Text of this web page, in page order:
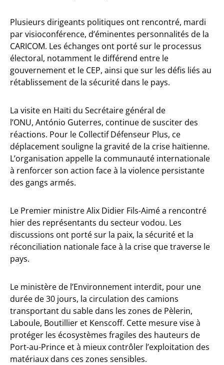
Plusieurs dirigeants politiques ont rencontré, mardi
par visioconférence, d’éminentes personnalités de la
CARICOM. Les échanges ont porté sur le processus
électoral, notamment le différend entre le
gouvernement et le CEP, ainsi que sur les défis liés au
rétablissement de la sécurité dans le pays.
La visite en Haïti du Secrétaire général de
l’ONU, António Guterres, continue de susciter des
réactions. Pour le Collectif Défenseur Plus, ce
déplacement souligne la gravité de la crise haïtienne.
L’organisation appelle la communauté internationale
à renforcer son action face à la violence persistante
des gangs armés.
Le Premier ministre Alix Didier Fils-Aimé a rencontré
hier des représentants du secteur vodou. Les
discussions ont porté sur la paix, la sécurité et la
réconciliation nationale face à la crise que traverse le
pays.
Le ministère de l’Environnement interdit, pour une
durée de 30 jours, la circulation des camions
transportant du sable dans les zones de Pèlerin,
Laboule, Boutillier et Kenscoff. Cette mesure vise à
protéger les écosystèmes fragiles des hauteurs de
Port-au-Prince et à mieux contrôler l’exploitation des
matériaux dans ces zones sensibles.